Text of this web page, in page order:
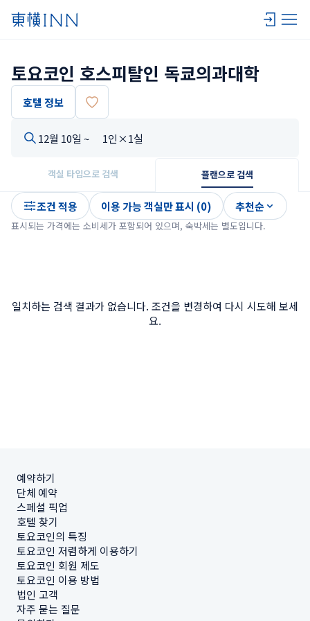
토요코인 호스피탈인 독쿄의과대학
호텔 정보
12월 10일 ~ 1인×1실
객실 타입으로 검색 플랜으로 검색
조건 적용 이용 가능 객실만 표시 (0) 추천순
표시되는 가격에는 소비세가 포함되어 있으며, 숙박세는 별도입니다.
일치하는 검색 결과가 없습니다. 조건을 변경하여 다시 시도해 보세
요.
예약하기
단체 예약
스페셜 픽업
호텔 찾기
토요코인의 특징
토요코인 저렴하게 이용하기
토요코인 회원 제도
토요코인 이용 방법
법인 고객
자주 묻는 질문